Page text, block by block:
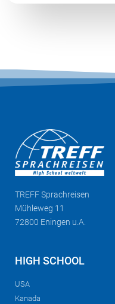
TREFFSprachreisen
Mühleweg 11
72800 Eningen u.A.
HIGH SCHOOL
USA
Kanada